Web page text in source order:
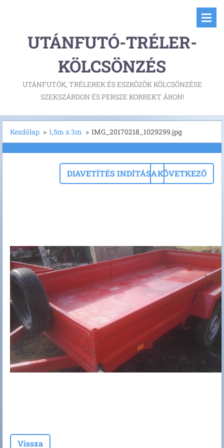
UTÁNFUTÓ-TRÉLER-
KÖLCSÖNZÉS
UTÁNFUTÓK, TRÉLEREK ÉS ESZKÖZÖK KÖLCSÖNZÉSE
SZEKSZÁRDON ÉS PERSZE KORREKT ÁRON!
Kezdőlap > 1,5m x 3m > IMG_20170218_1029299.jpg
DIAVETÍTÉS INDÍTÁSAKÖVETKEZŐ
Vissza